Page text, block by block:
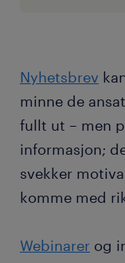
Nyhetsbrev
minne de
fullt ut – men
informasjon;
svekker
komme med
Webinarer og